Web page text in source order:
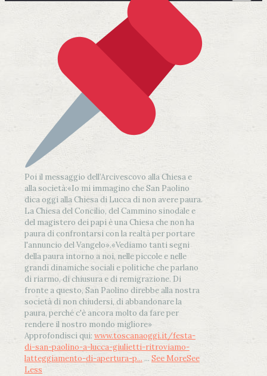
Poi il messaggio dell’Arcivescovo alla Chiesa e
alla società:«Io mi immagino che San Paolino
dica oggi alla Chiesa di Lucca di non avere paura.
La Chiesa del Concilio, del Cammino sinodale e
del magistero dei papi è una Chiesa che non ha
paura di confrontarsi con la realtà per portare
l'annuncio del Vangelo».«Vediamo tanti segni
della paura intorno a noi, nelle piccole e nelle
grandi dinamiche sociali e politiche che parlano
di riarmo, di chiusura e di remigrazione. Di
fronte a questo, San Paolino direbbe alla nostra
società di non chiudersi, di abbandonare la
paura, perché c'è ancora molto da fare per
rendere il nostro mondo migliore»
Approfondisci qui: www.toscanaoggi.it/festa-
di-san-paolino-a-lucca-giulietti-ritroviamo-
latteggiamento-di-apertura-p... ... See MoreSee
Less